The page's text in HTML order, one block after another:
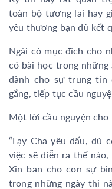
toàn bộ tương lai hay
yêu thương bạn dù kết
Ngài có mục đích cho
có bài học trong
dành cho sự trung tín
gắng, tiếp tục cầu
Một lời cầu nguyện cho
“Lạy Cha yêu dấu, dù
việc sẽ diễn ra thế
Xin ban cho con sự
trong những ngày thi